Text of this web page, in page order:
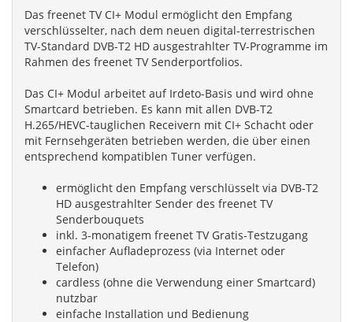
Das freenet TV CI+ Modul ermöglicht den Empfang
verschlüsselter, nach dem neuen digital-terrestrischen
TV-Standard DVB-T2 HD ausgestrahlter TV-Programme im
Rahmen des freenet TV Senderportfolios.
Das CI+ Modul arbeitet auf Irdeto-Basis und wird ohne
Smartcard betrieben. Es kann mit allen DVB-T2
H.265/HEVC-tauglichen Receivern mit CI+ Schacht oder
mit Fernsehgeräten betrieben werden, die über einen
entsprechend kompatiblen Tuner verfügen.
ermöglicht den Empfang verschlüsselt via DVB-T2
HD ausgestrahlter Sender des freenet TV
Senderbouquets
inkl. 3-monatigem freenet TV Gratis-Testzugang
einfacher Aufladeprozess (via Internet oder
Telefon)
cardless (ohne die Verwendung einer Smartcard)
nutzbar
einfache Installation und Bedienung